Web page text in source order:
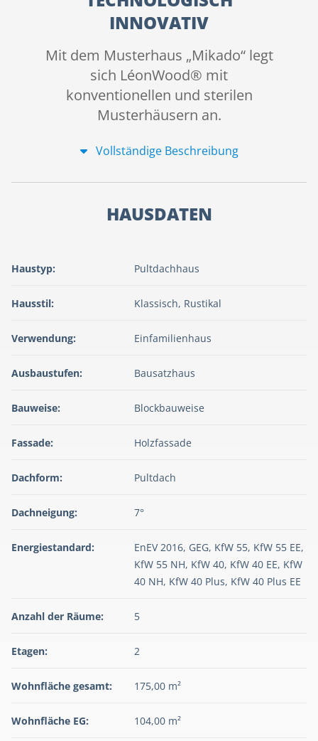
INNOVATIV
Mit dem Musterhaus „Mikado“ legt
sich LéonWood® mit
konventionellen und sterilen
Musterhäusern an.
Vollständige Beschreibung
HAUSDATEN
Haustyp: Pultdachhaus
Hausstil: Klassisch, Rustikal
Verwendung: Einfamilienhaus
Ausbaustufen: Bausatzhaus
Bauweise: Blockbauweise
Fassade: Holzfassade
Dachform: Pultdach
Dachneigung: 7°
Energiestandard:
EnEV 2016, GEG, KfW 55, KfW 55 EE,
KfW 55 NH, KfW 40, KfW 40 EE, KfW
40 NH, KfW 40 Plus, KfW 40 Plus EE
Anzahl der Räume: 5
Etagen: 2
Wohnfläche gesamt: 175,00 m²
Wohnfläche EG: 104,00 m²